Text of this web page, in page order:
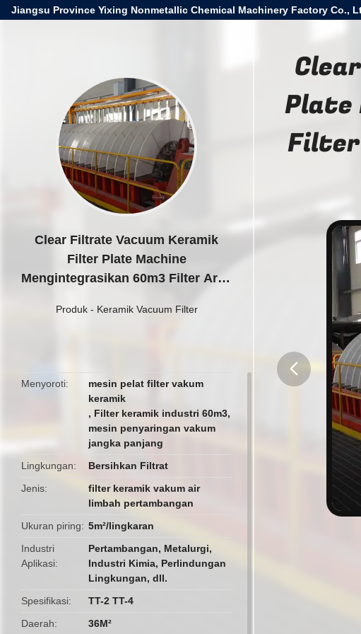
Jiangsu Province Yixing Nonmetallic Chemical Machinery Factory Co.,
Clear Filtrate Vacuum Keramik
Filter Plate Machine
Mengintegrasikan 60m3 Filter Area
panjang
Produk- Keramik Vacuum Filter
Menyoroti
mesin pelat filter vakum
keramik
, Filter keramik industri 60m3,
mesin penyaringan vakum
jangka panjang
Lingkungan
Bersihkan Filtrat
Jenis
filter keramik vakum air
limbah pertambangan
Ukuran piring
5m²/lingkaran
Industri
Aplikasi
Pertambangan, Metalurgi,
Industri Kimia, Perlindungan
Lingkungan, dll.
Spesifikasi
TT-2 TT-4
Daerah
36M²
Plate